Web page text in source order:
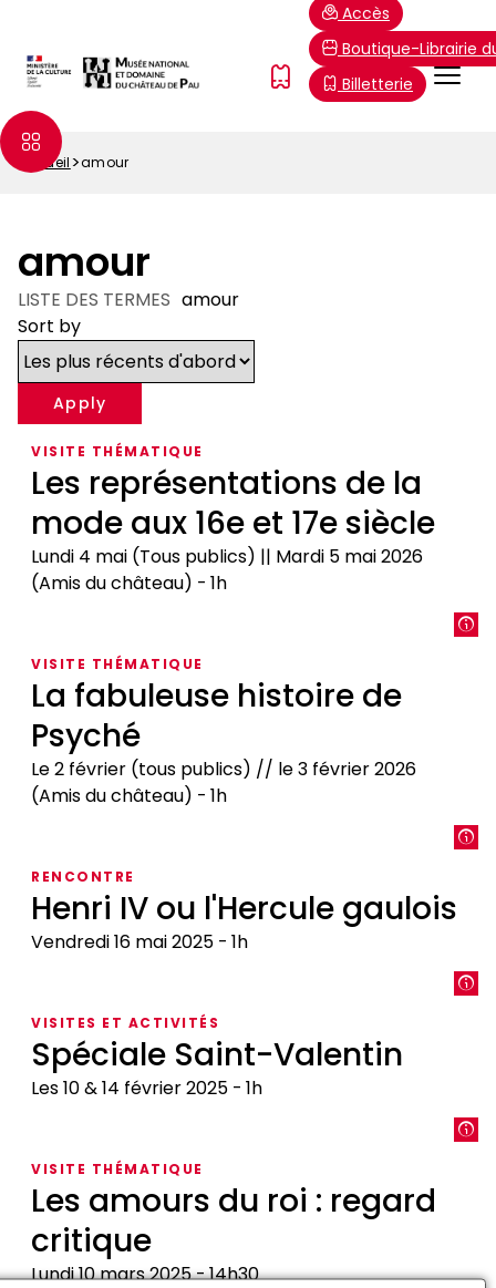
contenu
principal
Menu
FR
Accès
Boutique-Librairie
Billetterie
Fil
Accueil amour
amour
LISTE DES TERMES amour
Sort by
Les représentations de la
mode aux 16e et 17e siècle
Lundi 4 mai (Tous publics) || Mardi 5 mai 2026
(Amis du château)
1h
VISITE THÉMATIQUE
représentations
de
mode
aux
16e
et
La fabuleuse histoire de
Psyché
Le 2 février (tous publics) // le 3 février 2026
(Amis du château)
1h
VISITE THÉMATIQUE
histoire
de
Psyché
Henri IV ou l'Hercule gaulois
Vendredi 16 mai 2025 1h
RENCONTRE
ou
l'Hercule
gaulois
Spéciale Saint-Valentin
Les 10 & 14 février 2025 1h
VISITES ET ACTIVITÉS
Valentin
Les amours du roi : regard
critique
Lundi 10 mars 2025 14h30
VISITE THÉMATIQUE